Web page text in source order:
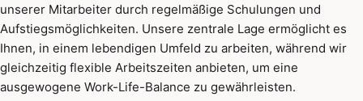
unserer Mitarbeiter durch regelmäßige Schulungen und
Aufstiegsmöglichkeiten. Unsere zentrale Lage ermöglicht es
Ihnen, in einem lebendigen Umfeld zu arbeiten, während wir
gleichzeitig flexible Arbeitszeiten anbieten, um eine
ausgewogene Work-Life-Balance zu gewährleisten.